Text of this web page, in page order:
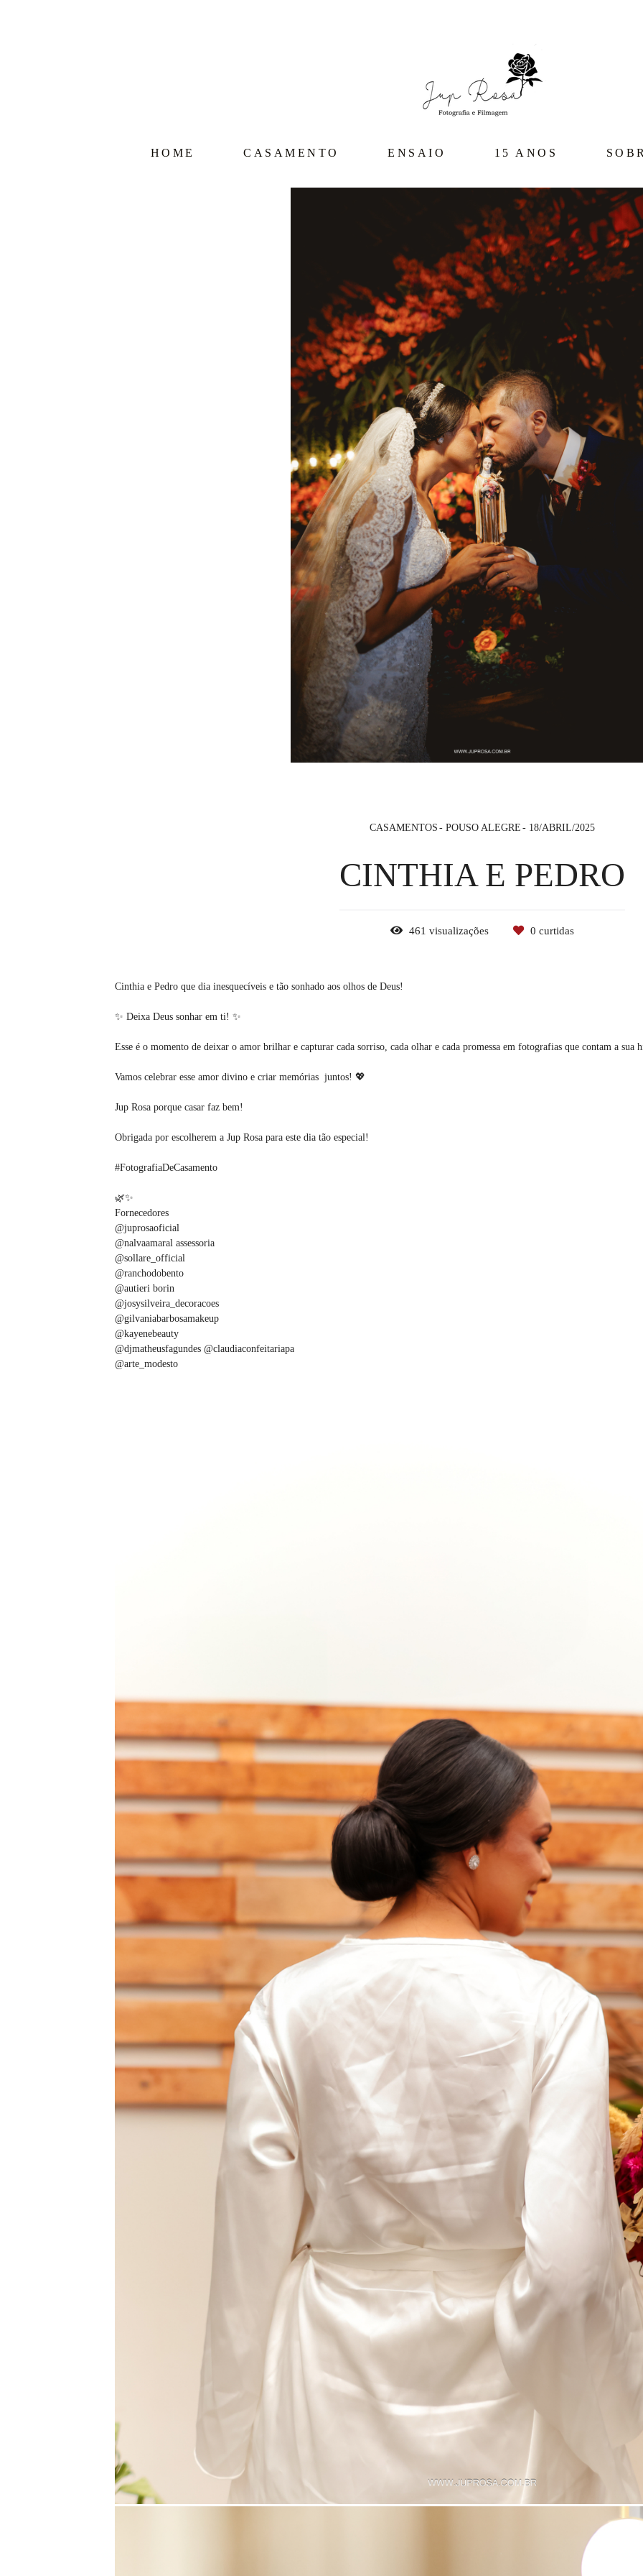
HOME CASAMENTO ENSAIO 15 ANOS
CASAMENTOS POUSO ALEGRE 18/ABRIL/2025
CINTHIA E PEDRO
461 visualizações 0 curtidas
Cinthia e Pedro que dia inesquecíveis e tão sonhado aos olhos de Deus!
✨ Deixa Deus sonhar em ti! ✨
Esse é o momento de deixar o amor brilhar e capturar cada sorriso, cada olhar e cada promessa em fotografias que contam a sua
Vamos celebrar esse amor divino e criar memórias juntos! 💖
Jup Rosa porque casar faz bem!
Obrigada por escolherem a Jup Rosa para este dia tão especial!
#FotografiaDeCasamento
🌿✨
Fornecedores
@juprosaoficial
@nalvaamaral assessoria
@sollare_official
@ranchodobento
@autieri borin
@josysilveira_decoracoes
@gilvaniabarbosamakeup
@kayenebeauty
@djmatheusfagundes @claudiaconfeitariapa
@arte_modesto